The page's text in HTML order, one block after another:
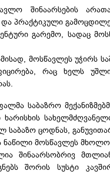
შინაარსების
პრაქტიკული
გარემო, სადაც
მოსწავლეს უჭირს
რაც ხელს
საბაზრო
ცოდნას,
მოსწავლეს
შინაარსობრივ
შორის სუსტი